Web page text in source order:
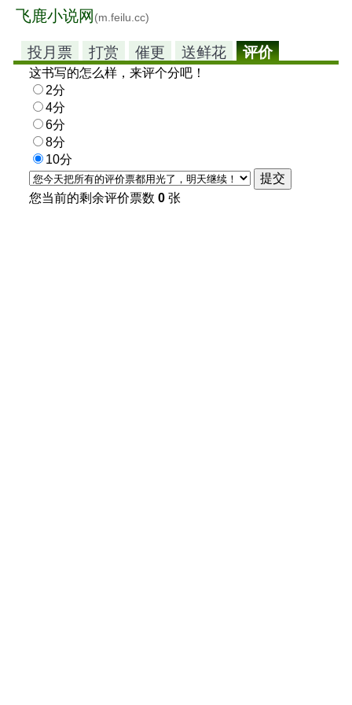
飞鹿小说网 (m.feilu.cc)
投月票 打赏 催更 送鲜花 评价
这书写的怎么样，来评个分吧！
2分
4分
6分
8分
10分
您当前的剩余评价票数 0 张